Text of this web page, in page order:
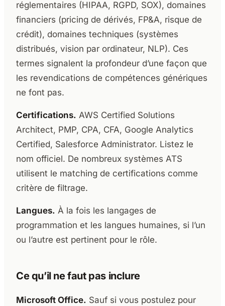
réglementaires (HIPAA, RGPD, SOX), domaines
financiers (pricing de dérivés, FP&A, risque de
crédit), domaines techniques (systèmes
distribués, vision par ordinateur, NLP). Ces
termes signalent la profondeur d’une façon que
les revendications de compétences génériques
ne font pas.
Certifications. AWS Certified Solutions
Architect, PMP, CPA, CFA, Google Analytics
Certified, Salesforce Administrator. Listez le
nom officiel. De nombreux systèmes ATS
utilisent le matching de certifications comme
critère de filtrage.
Langues. À la fois les langages de
programmation et les langues humaines, si l’un
ou l’autre est pertinent pour le rôle.
Ce qu’il ne faut pas inclure
Microsoft Office. Sauf si vous postulez pour